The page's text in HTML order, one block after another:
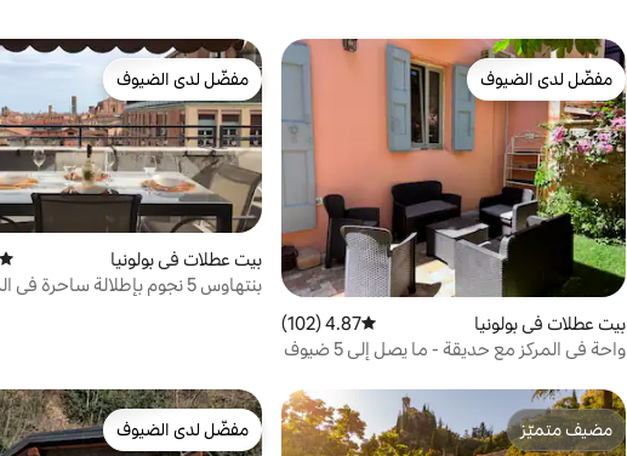
مفضّل لدى الضيوف
مفضّل لدى الضيوف
بيت عطلات في بولونيا متوسط التقييم 4.87 من 5، 102 مراجعات
4.87 (102)
واحة في المركز مع حديقة - ما يصل إلى 5 ضيوف
مفضّل لدى الضيوف
مفضّل لدى الضيوف
بيت عطلات في بولونيا
بنتهاوس 5 نجوم بإطلالة ساحرة في
مضيف متميّز
مضيف متميّز
مفضّل لدى الضيوف
مفضّل لدى الضيوف